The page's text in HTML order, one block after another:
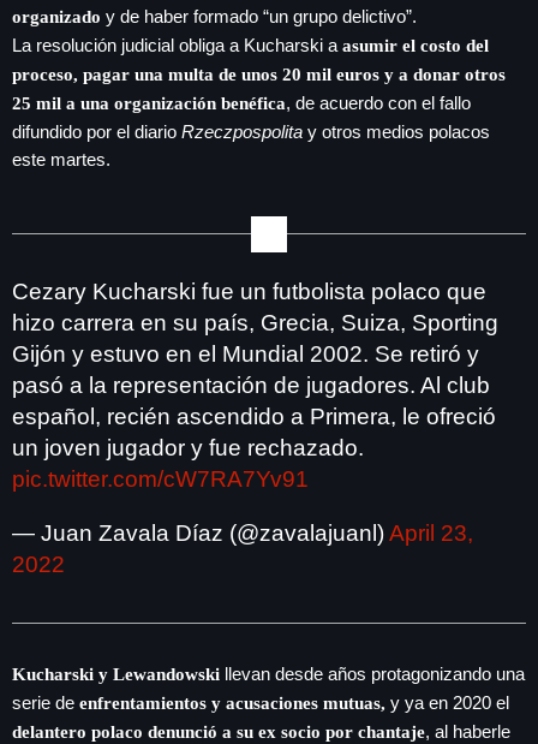
NOTAS
PROGRAMACIÓN
LOCUCIÓN (TALENTO AL AIRE)
COMUNÍCATE
SEARCH
organizado y de haber formado “un grupo delictivo”.
La resolución judicial obliga a Kucharski a asumir el costo del
proceso, pagar una multa de unos 20 mil euros y a donar otros
25 mil a una organización benéfica, de acuerdo con el fallo
difundido por el diario Rzeczpospolita y otros medios polacos
este martes.
Cezary Kucharski fue un futbolista polaco que
hizo carrera en su país, Grecia, Suiza, Sporting
Gijón y estuvo en el Mundial 2002. Se retiró y
pasó a la representación de jugadores. Al club
español, recién ascendido a Primera, le ofreció
un joven jugador y fue rechazado.
pic.twitter.com/cW7RA7Yv91
— Juan Zavala Díaz (@zavalajuanl)April 23,
2022
Kucharski y Lewandowski llevan desde años protagonizando una
serie de enfrentamientos y acusaciones mutuas, y ya en 2020 el
delantero polaco denunció a su ex socio por chantaje, al haberle